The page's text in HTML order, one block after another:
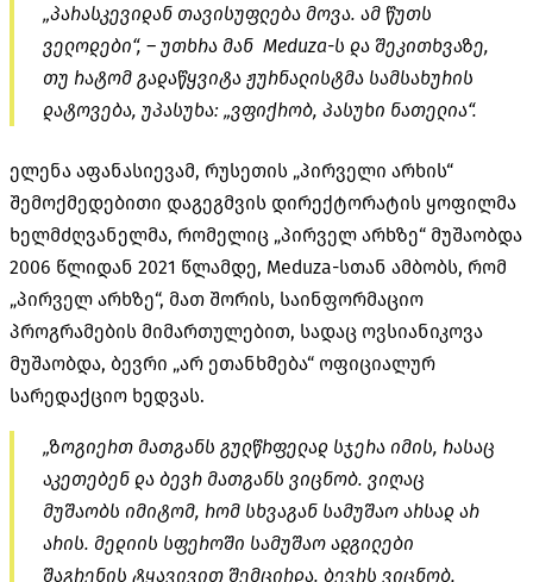
„პარასკევიდან თავისუფლება მოვა. ამ წუთს
ველოდები“, – უთხრა მან Meduza-ს და შეკითხვაზე,
თუ რატომ გადაწყვიტა ჟურნალისტმა სამსახურის
დატოვება, უპასუხა: „ვფიქრობ, პასუხი ნათელია“.
ელენა აფანასიევამ, რუსეთის „პირველი არხის“
შემოქმედებითი დაგეგმვის დირექტორატის ყოფილმა
ხელმძღვანელმა, რომელიც „პირველ არხზე“ მუშაობდა
2006 წლიდან 2021 წლამდე, Meduza-სთან ამბობს, რომ
„პირველ არხზე“, მათ შორის, საინფორმაციო
პროგრამების მიმართულებით, სადაც ოვსიანიკოვა
მუშაობდა, ბევრი „არ ეთანხმება“ ოფიციალურ
სარედაქციო ხედვას.
„ზოგიერთ მათგანს გულწრფელად სჯერა იმის, რასაც
აკეთებენ და ბევრ მათგანს ვიცნობ. ვიღაც
მუშაობს იმიტომ, რომ სხვაგან სამუშაო არსად არ
არის. მედიის სფეროში სამუშაო ადგილები
შაგრენის ტყავივით შემცირდა. ბევრს ვიცნობ,